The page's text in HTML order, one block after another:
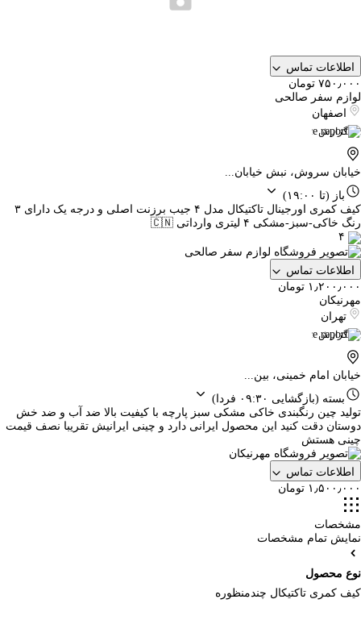
اطلاعات تماس
۷۵۰٫۰۰۰ تومان
لوازم سفر صالحی
اصفهان
گزارش
خیابان سروش، نبش خیابان...
باز (تا ۱۹:۰۰)
کیف کمری اورجینال تاکتیکال مدل ۴ جیب برزنت اصلی و درجه یک دارای ۳
رنگ خاکی-سبز-مشکی ۴ لیتری وارداتی 🇨🇳
۴
اطلاعات تماس
۱٫۲۰۰٫۰۰۰ تومان
مهرنیکان
تهران
گزارش
خیابان امام خمینی، بین...
بسته (بازگشایی ۰۹:۳۰ فردا)
تولید چین رنگبندی خاکی مشکی سبز پارچه با کیفیت بالا ضد آب و ضد خش
دوستان دقت کنید این محصول ایرانی دارد و چینی ایرانیش تقریبا نصف قیمت
چینی هستش
اطلاعات تماس
۱٫۵۰۰٫۰۰۰ تومان
مشخصات
نمایش تمام مشخصات
نوع محصول
کیف کمری تاکتیکال چندمنظوره